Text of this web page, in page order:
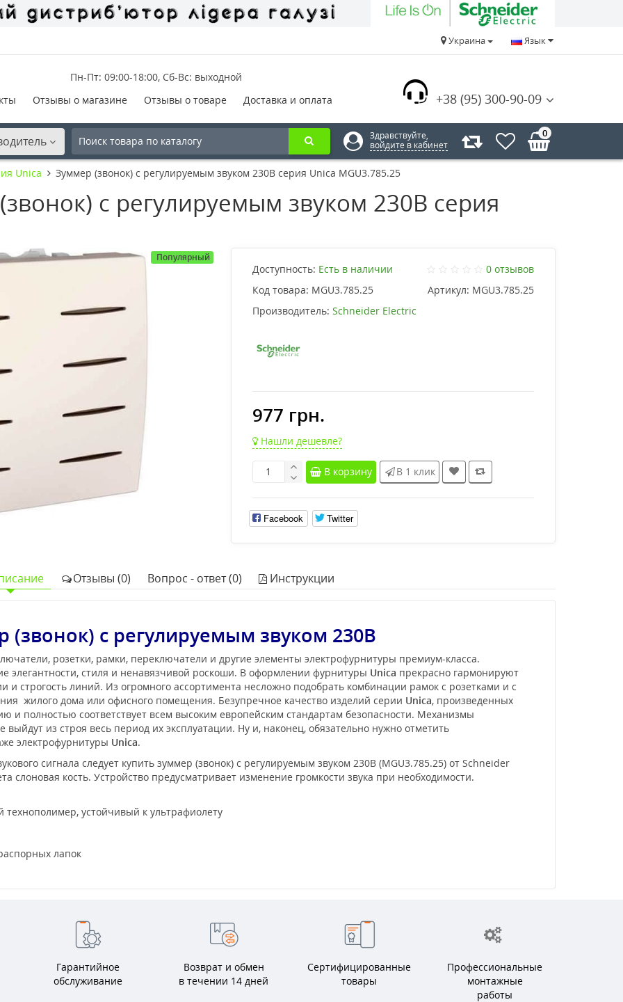
Язык
Украина
+38 (95) 300-90-09
Пн-Пт: 09:00-18:00, Сб-Вс: выходной
Отзывы о магазине Отзывы о товаре Доставка и оплата
Здравствуйте,
войдите в кабинет
0
Unica Зуммер (звонок) с регулируемым звуком 230В серия Unica MGU3.785.25
с регулируемым звуком 230В серия
Популярный
Доступность: Есть в наличии
0 отзывов
Код товара: MGU3.785.25 Артикул: MGU3.785.25
Производитель: Schneider Electric
977 грн.
Нашли дешевле?
В корзину В 1 клик
Facebook Twitter
Отзывы (0) Вопрос - ответ (0) Инструкции
(звонок) с регулируемым звуком 230В
розетки, рамки, переключатели и другие элементы электрофурнитуры премиум-класса.
элегантности, стиля и ненавязчивой роскоши. В оформлении фурнитуры Unica прекрасно гармонируют
строгость линий. Из огромного ассортимента несложно подобрать комбинации рамок с розетками и с
жилого дома или офисного помещения. Безупречное качество изделий серии Unica, произведенных
и полностью соответствует всем высоким европейским стандартам безопасности. Механизмы
из строя весь период их эксплуатации. Ну и, наконец, обязательно нужно отметить
электрофурнитуры Unica.
сигнала следует купить зуммер (звонок) с регулируемым звуком 230В (MGU3.785.25) от Schneider
слоновая кость. Устройство предусматривает изменение громкости звука при необходимости.
устойчивый к ультрафиолету
лапок
Гарантийное
обслуживание
Возврат и обмен
в течении 14 дней
Сертифицированные
товары
Профессиональные
монтажные
работы